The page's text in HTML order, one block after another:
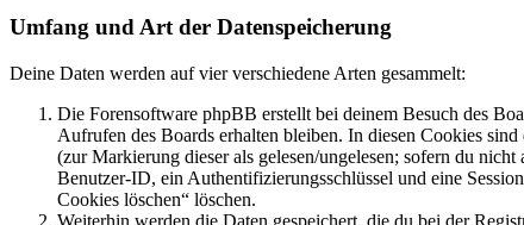
Umfang und Art der Datenspeicherung
Deine Daten werden auf vier verschiedene Arten gesammelt:
Die Forensoftware phpBB erstellt bei deinem Besuch des
Aufrufen des Boards erhalten bleiben. In diesen Cookies
(zur Markierung dieser als gelesen/ungelesen; sofern du
Benutzer-ID, ein Authentifizierungsschlüssel und eine
Cookies löschen“ löschen.
Weiterhin werden die Daten gespeichert, die du bei der